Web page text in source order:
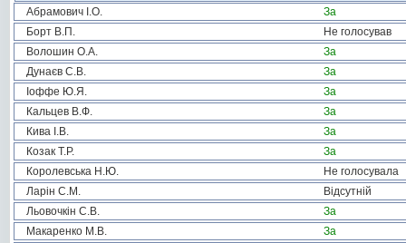
Абрамович І.О.
За
Борт В.П.
Не голосував
Волошин О.А.
За
Дунаєв С.В.
За
Іоффе Ю.Я.
За
Кальцев В.Ф.
За
Кива І.В.
За
Козак Т.Р.
За
Королевська Н.Ю.
Не голосувала
Ларін С.М.
Відсутній
Льовочкін С.В.
За
Макаренко М.В.
За